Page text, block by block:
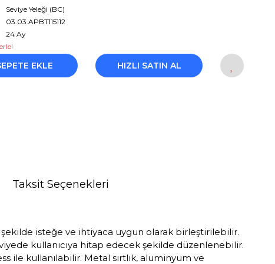
Seviye Yeleği (BC)
03.03.APBT115112
24 Ay
EKLE HIZLI SATIN AL
Taksit Seçenekleri
isteğe ve ihtiyaca uygun olarak birleştirilebilir.
kullanıcıya hitap edecek şekilde düzenlenebilir.
ile kullanılabilir. Metal sırtlık, aluminyum ve